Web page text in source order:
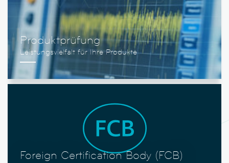
Produktprüfung
Foreign Certification Body (FCB)